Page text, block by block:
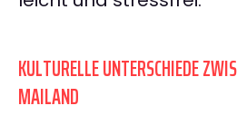
KULTURELLE UNTERSCHIEDE
MAILAND